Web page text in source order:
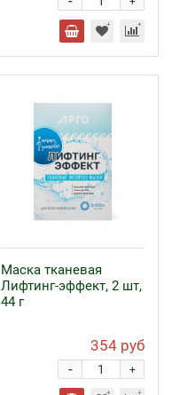
Маска тканевая
Лифтинг-эффект, 2 шт,
44 г
354 руб
+
-